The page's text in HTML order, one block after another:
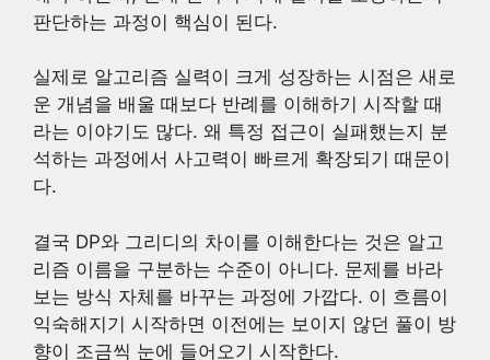
판단하는 과정이 핵심이 된다.
실제로 알고리즘 실력이 크게 성장하는 시점은 새로
운 개념을 배울 때보다 반례를 이해하기 시작할 때
라는 이야기도 많다. 왜 특정 접근이 실패했는지 분
석하는 과정에서 사고력이 빠르게 확장되기 때문이
다.
결국 DP와 그리디의 차이를 이해한다는 것은 알고
리즘 이름을 구분하는 수준이 아니다. 문제를 바라
보는 방식 자체를 바꾸는 과정에 가깝다. 이 흐름이
익숙해지기 시작하면 이전에는 보이지 않던 풀이 방
향이 조금씩 눈에 들어오기 시작한다.